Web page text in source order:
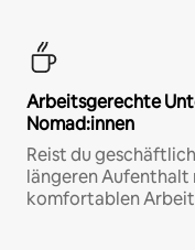
Arbeitsgerechte
Nomad:innen
Reist du
längeren Aufenthalt
komfortablen